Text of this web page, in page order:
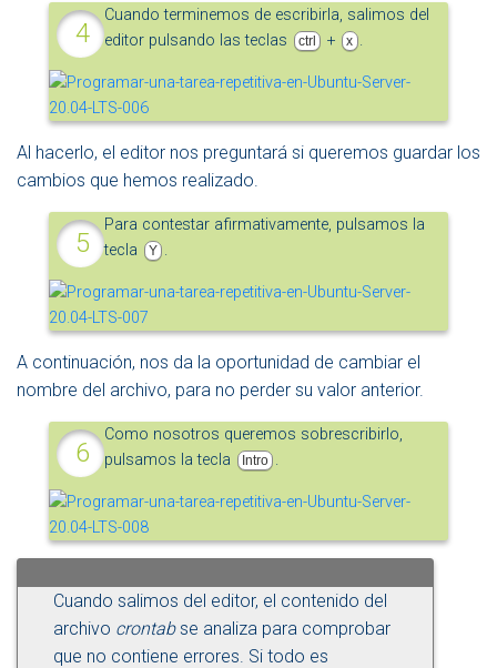
Cuando terminemos de escribirla, salimos del
editor pulsando las teclas
ctrl + x .
Al hacerlo, el editor nos preguntará si queremos guardar los
cambios que hemos realizado.
Para contestar afirmativamente, pulsamos la
tecla
Y .
A continuación, nos da la oportunidad de cambiar el
nombre del archivo, para no perder su valor anterior.
Como nosotros queremos sobrescribirlo,
pulsamos la tecla
Intro .
Cuando salimos del editor, el contenido del
archivo crontabse analiza para comprobar
que no contiene errores. Si todo es